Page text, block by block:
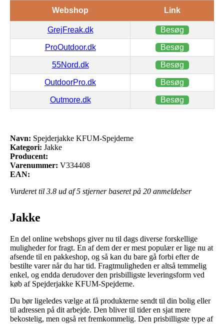
Webshop Link
GrejFreak.dk Besøg
ProOutdoor.dk Besøg
55Nord.dk Besøg
OutdoorPro.dk Besøg
Outmore.dk Besøg
Navn: Spejderjakke KFUM-Spejderne
Kategori: Jakke
Producent:
Varenummer: V334408
EAN:
Vurderet til 3.8 ud af 5 stjerner baseret på 20 anmeldelser
Jakke
En del online webshops giver nu til dags diverse forskellige
muligheder for fragt. En af dem der er mest populær er lige nu at
afsende til en pakkeshop, og så kan du bare gå forbi efter de
bestilte varer når du har tid. Fragtmuligheden er altså temmelig
enkel, og endda derudover den prisbilligste leveringsform ved
køb af Spejderjakke KFUM-Spejderne.
Du bør ligeledes vælge at få produkterne sendt til din bolig eller
til adressen på dit arbejde. Den bliver til tider en sjat mere
bekostelig, men også ret fremkommelig. Den prisbilligste type af